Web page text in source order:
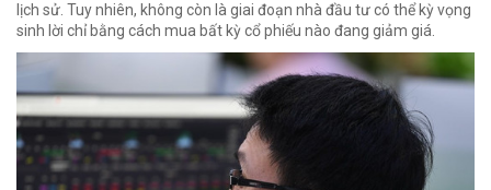
lịch sử. Tuy nhiên, không còn là giai đoạn nhà đầu tư có thể kỳ vọng
sinh lời chỉ bằng cách mua bất kỳ cổ phiếu nào đang giảm giá.